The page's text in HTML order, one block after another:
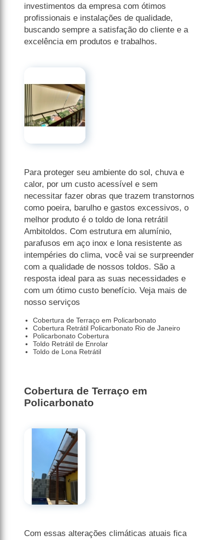
investimentos da empresa com ótimos
profissionais e instalações de qualidade,
buscando sempre a satisfação do cliente e a
excelência em produtos e trabalhos.
Para proteger seu ambiente do sol, chuva e
calor, por um custo acessível e sem
necessitar fazer obras que trazem transtornos
como poeira, barulho e gastos excessivos, o
melhor produto é o toldo de lona retrátil
Ambitoldos. Com estrutura em alumínio,
parafusos em aço inox e lona resistente as
intempéries do clima, você vai se surpreender
com a qualidade de nossos toldos. São a
resposta ideal para as suas necessidades e
com um ótimo custo benefício. Veja mais de
nosso serviços
Cobertura de Terraço em Policarbonato
Cobertura Retrátil Policarbonato Rio de Janeiro
Policarbonato Cobertura
Toldo Retrátil de Enrolar
Toldo de Lona Retrátil
Cobertura de Terraço em
Policarbonato
Com essas alterações climáticas atuais fica